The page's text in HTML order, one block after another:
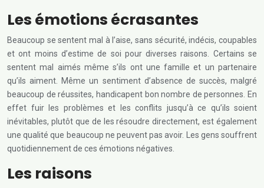
Les émotions écrasantes
Beaucoup se sentent mal à l’aise, sans sécurité, indécis, coupables
et ont moins d’estime de soi pour diverses raisons. Certains se
sentent mal aimés même s’ils ont une famille et un partenaire
qu’ils aiment. Même un sentiment d’absence de succès, malgré
beaucoup de réussites, handicapent bon nombre de personnes. En
effet fuir les problèmes et les conflits jusqu’à ce qu’ils soient
inévitables, plutôt que de les résoudre directement, est également
une qualité que beaucoup ne peuvent pas avoir. Les gens souffrent
quotidiennement de ces émotions négatives.
Les raisons